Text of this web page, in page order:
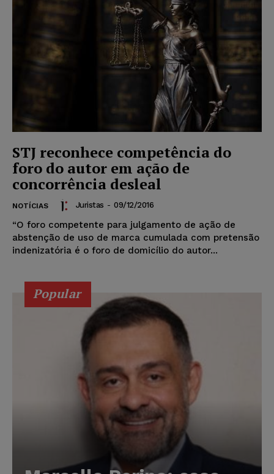
STJ reconhece competência do
foro do autor em ação de
concorrência desleal
NOTÍCIAS Juristas - 09/12/2016
“O foro competente para julgamento de ação de
abstenção de uso de marca cumulada com pretensão
indenizatória é o foro de domicílio do autor...
Popular